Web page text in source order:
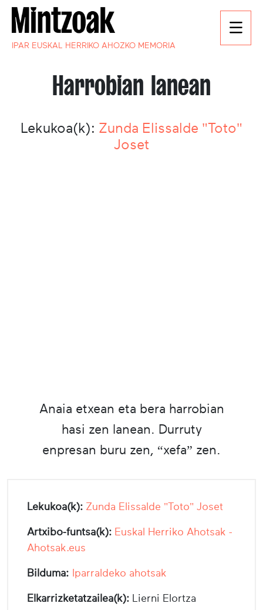
IPAR EUSKAL HERRIKO AHOZKO MEMORIA
Harrobian lanean
Lekukoa(k): Zunda Elissalde "Toto"
Joset
Anaia etxean eta bera harrobian
hasi zen lanean. Durruty
enpresan buru zen, “xefa” zen.
Lekukoa(k): Zunda Elissalde "Toto" Joset
Artxibo-funtsa(k): Euskal Herriko Ahotsak -
Ahotsak.eus
Bilduma: Iparraldeko ahotsak
Elkarrizketatzailea(k): Lierni Elortza